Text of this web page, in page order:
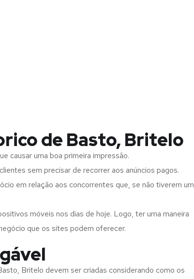
de Basto, Britelo
causar uma boa primeira impressão.
sem precisar de recorrer aos anúncios pagos.
em relação aos concorrentes que, se não tiverem um
móveis nos dias de hoje. Logo, ter uma maneira
que os sites podem oferecer.
Britelo devem ser criadas considerando como os